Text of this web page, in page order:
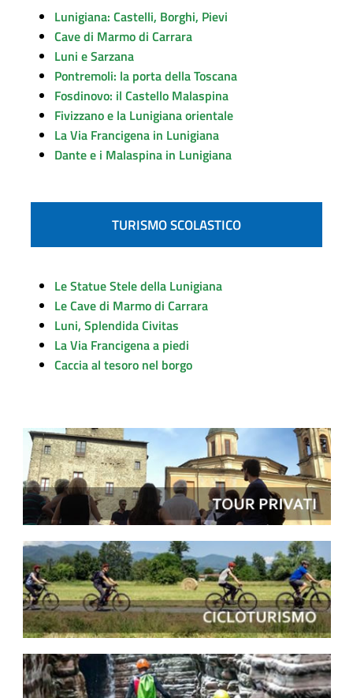
Lunigiana: Castelli, Borghi, Pievi
Cave di Marmo di Carrara
Luni e Sarzana
Pontremoli: la porta della Toscana
Fosdinovo: il Castello Malaspina
Fivizzano e la Lunigiana orientale
La Via Francigena in Lunigiana
Dante e i Malaspina in Lunigiana
TURISMO SCOLASTICO
Le Statue Stele della Lunigiana
Le Cave di Marmo di Carrara
Luni, Splendida Civitas
La Via Francigena a piedi
Caccia al tesoro nel borgo